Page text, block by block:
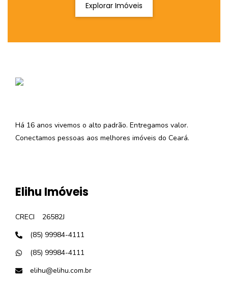
Explorar Imóveis
Há 16 anos vivemos o alto padrão. Entregamos valor.
Conectamos pessoas aos melhores imóveis do Ceará.
Elihu Imóveis
CRECI
26582J
(85) 99984-4111
(85) 99984-4111
elihu@elihu.com.br